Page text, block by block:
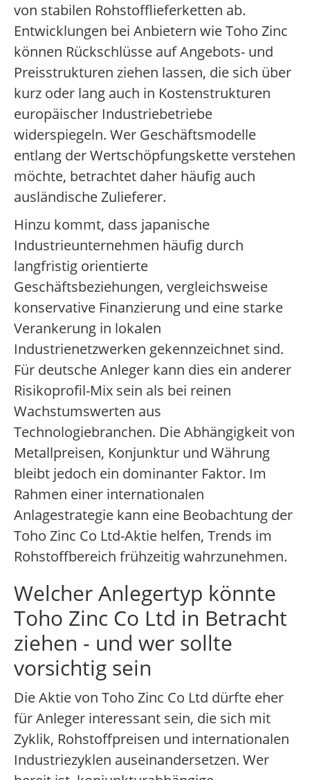
von stabilen Rohstofflieferketten ab.
Entwicklungen bei Anbietern wie Toho Zinc
können Rückschlüsse auf Angebots- und
Preisstrukturen ziehen lassen, die sich über
kurz oder lang auch in Kostenstrukturen
europäischer Industriebetriebe
widerspiegeln. Wer Geschäftsmodelle
entlang der Wertschöpfungskette verstehen
möchte, betrachtet daher häufig auch
ausländische Zulieferer.
Hinzu kommt, dass japanische
Industrieunternehmen häufig durch
langfristig orientierte
Geschäftsbeziehungen, vergleichsweise
konservative Finanzierung und eine starke
Verankerung in lokalen
Industrienetzwerken gekennzeichnet sind.
Für deutsche Anleger kann dies ein anderer
Risikoprofil-Mix sein als bei reinen
Wachstumswerten aus
Technologiebranchen. Die Abhängigkeit von
Metallpreisen, Konjunktur und Währung
bleibt jedoch ein dominanter Faktor. Im
Rahmen einer internationalen
Anlagestrategie kann eine Beobachtung der
Toho Zinc Co Ltd-Aktie helfen, Trends im
Rohstoffbereich frühzeitig wahrzunehmen.
Welcher Anlegertyp könnte
Toho Zinc Co Ltd in Betracht
ziehen - und wer sollte
vorsichtig sein
Die Aktie von Toho Zinc Co Ltd dürfte eher
für Anleger interessant sein, die sich mit
Zyklik, Rohstoffpreisen und internationalen
Industriezyklen auseinandersetzen. Wer